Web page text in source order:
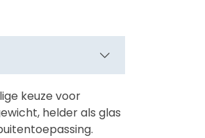
keuze voor
helder als glas